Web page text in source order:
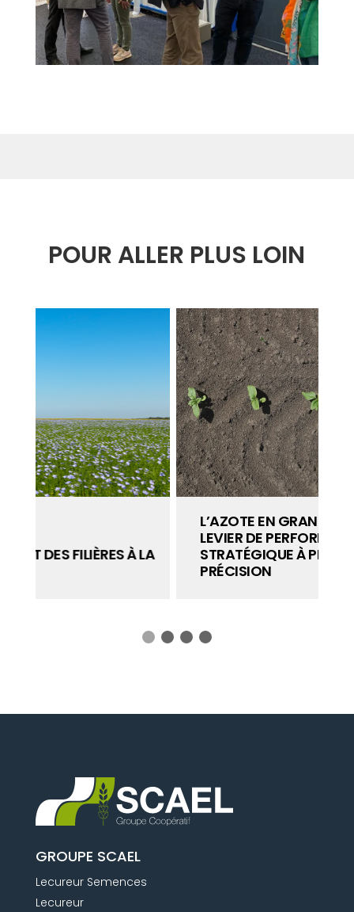
POUR ALLER PLUS LOIN
L’AZOTE EN GRANDES CULTURES : UN
LEVIER DE PERFORMANCE
STRATÉGIQUE À PILOTER AVEC
GROUPE SCAEL
Lecureur Semences
Lecureur